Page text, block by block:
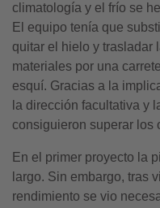
climatología y el frío se
El equipo tenía que
quitar el hielo y trasladar
materiales por una
esquí. Gracias a la
la dirección facultativa y
consiguieron superar los
En el primer proyecto la
largo. Sin embargo, tras
rendimiento se vio